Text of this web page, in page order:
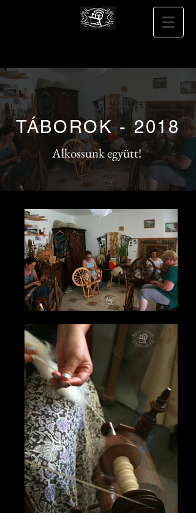
TÁBOROK - 2018
Alkossunk együtt!